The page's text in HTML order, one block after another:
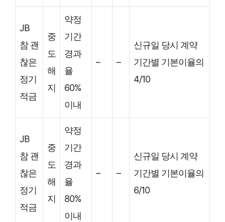
JB
참 괜
찮은
정기
적금
중
도
해
지
약정
기간
경과
율
60%
이내
– –
신규일 당시 계약
기간별 기본이율의
4/10
JB
참 괜
찮은
정기
적금
중
도
해
지
약정
기간
경과
율
80%
이내
– –
신규일 당시 계약
기간별 기본이율의
6/10